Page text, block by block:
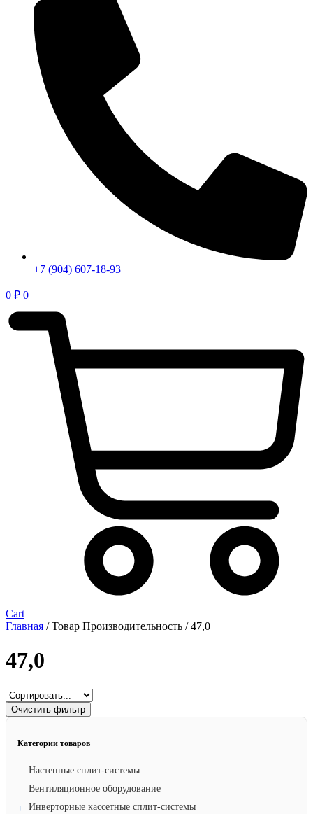
+7 (904) 607-18-93
0 ₽ 0
Cart
Главная / Товар Производительность / 47,0
47,0
Очистить фильтр
Категории товаров
Настенные сплит-системы
Вентиляционное оборудование
Инверторные кассетные сплит-системы